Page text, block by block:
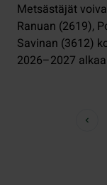
Metsästäjät
Ranuan (2619),
Savinan (3612)
2026–2027